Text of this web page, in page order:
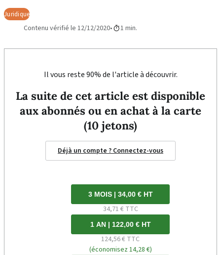
Juridique
Contenu vérifié le 12/12/2020 1 min.
Il vous reste 90% de l'article à découvrir.
La suite de cet article est disponible
aux abonnés ou en achat à la carte
(10 jetons)
Déjà un compte ? Connectez-vous
3 MOIS | 34,00 € HT
34,71 € TTC
1 AN | 122,00 € HT
124,56 € TTC
(économisez 14,28 €)